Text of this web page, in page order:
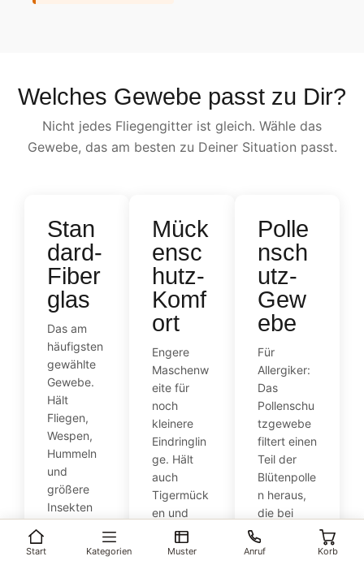
Welches Gewebe passt zu Dir?
Nicht jedes Fliegengitter ist gleich. Wähle das
Gewebe, das am besten zu Deiner Situation passt.
Stan
dard-
Fiber
glas
Das am
häufigsten
gewählte
Gewebe.
Hält
Fliegen,
Wespen,
Hummeln
und
größere
Insekten
g draußen.
Mück
ensc
hutz-
Komf
ort
Engere
Maschenw
eite für
noch
kleinere
Eindringlin
ge. Hält
auch
Tigermück
en und
winzige
Trauermüc
Polle
nsch
utz-
Gew
ebe
Für
Allergiker:
Das
Pollenschu
tzgewebe
filtert einen
Teil der
Blütenpolle
n heraus,
die bei
Fenster ins
Start Kategorien Muster Anruf Korb